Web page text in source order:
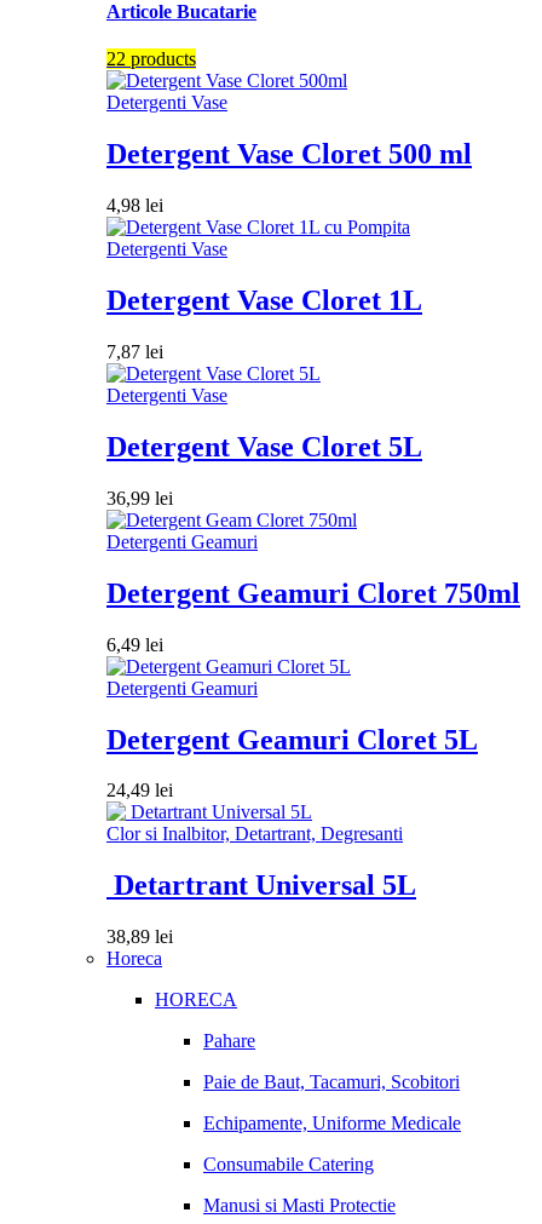
Articole Bucatarie
22 products
Detergenti Vase
Detergent Vase Cloret 500 ml
4,98 lei
Detergenti Vase
Detergent Vase Cloret 1L
7,87 lei
Detergenti Vase
Detergent Vase Cloret 5L
36,99 lei
Detergenti Geamuri
Detergent Geamuri Cloret 750ml
6,49 lei
Detergenti Geamuri
Detergent Geamuri Cloret 5L
24,49 lei
Clor si Inalbitor, Detartrant, Degresanti
Detartrant Universal 5L
38,89 lei
Horeca
HORECA
Pahare
Paie de Baut, Tacamuri, Scobitori
Echipamente, Uniforme Medicale
Consumabile Catering
Manusi si Masti Protectie